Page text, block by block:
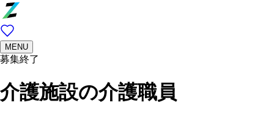
MENU
募集終了
介護施設の介護職員